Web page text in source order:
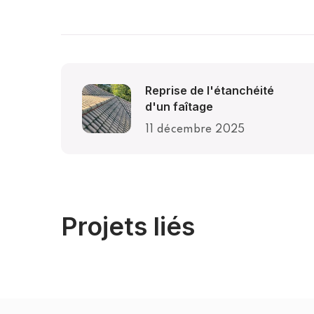
Reprise de l'étanchéité
d'un faîtage
11 décembre 2025
Projets liés
Traitement d’une toiture à